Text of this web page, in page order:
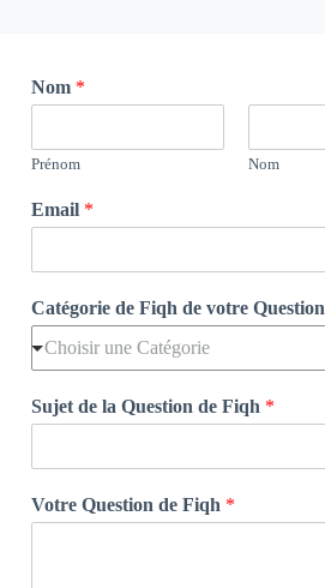
Nom *
Prénom Nom
Email *
Catégorie de Fiqh de votre Question
Choisir une Catégorie
Sujet de la Question de Fiqh *
Votre Question de Fiqh *